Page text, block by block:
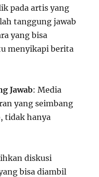
pada artis yang
tanggung jawab
yang bisa
menyikapi berita
Jawab: Media
yang seimbang
tidak hanya
diskusi
bisa diambil